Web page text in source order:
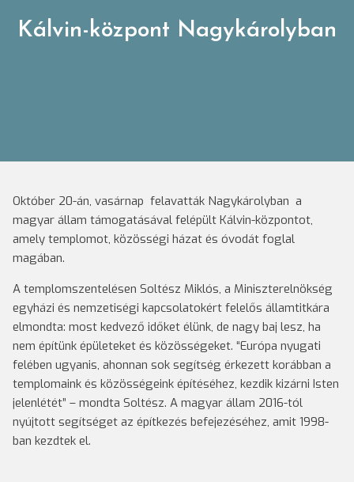
Kálvin-központ Nagykárolyban
Október 20-án, vasárnap felavatták Nagykárolyban a
magyar állam támogatásával felépült Kálvin-központot,
amely templomot, közösségi házat és óvodát foglal
magában.
A templomszentelésen Soltész Miklós, a Miniszterelnökség
egyházi és nemzetiségi kapcsolatokért felelős államtitkára
elmondta: most kedvező időket élünk, de nagy baj lesz, ha
nem építünk épületeket és közösségeket. “Európa nyugati
felében ugyanis, ahonnan sok segítség érkezett korábban a
templomaink és közösségeink építéséhez, kezdik kizárni Isten
jelenlétét” – mondta Soltész. A magyar állam 2016-tól
nyújtott segítséget az építkezés befejezéséhez, amit 1998-
ban kezdtek el.